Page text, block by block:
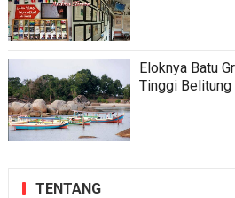
Eloknya Batu
Tinggi Belitung
TENTANG